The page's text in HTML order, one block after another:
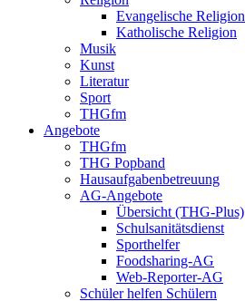
Evangelische Religion
Katholische Religion
Musik
Kunst
Literatur
Sport
THGfm
Angebote
THGfm
THG Popband
Hausaufgabenbetreuung
AG-Angebote
Übersicht (THG-Plus)
Schulsanitätsdienst
Sporthelfer
Foodsharing-AG
Web-Reporter-AG
Schüler helfen Schülern